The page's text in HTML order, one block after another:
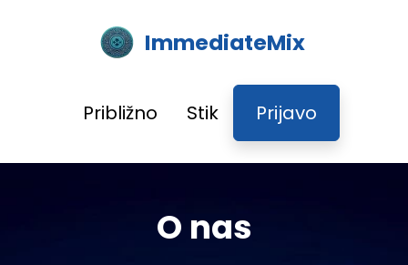
ImmediateMix
Približno Stik Prijavo
O nas